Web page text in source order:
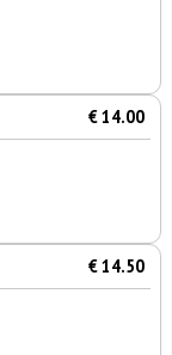
€ 14.00
€ 14.50